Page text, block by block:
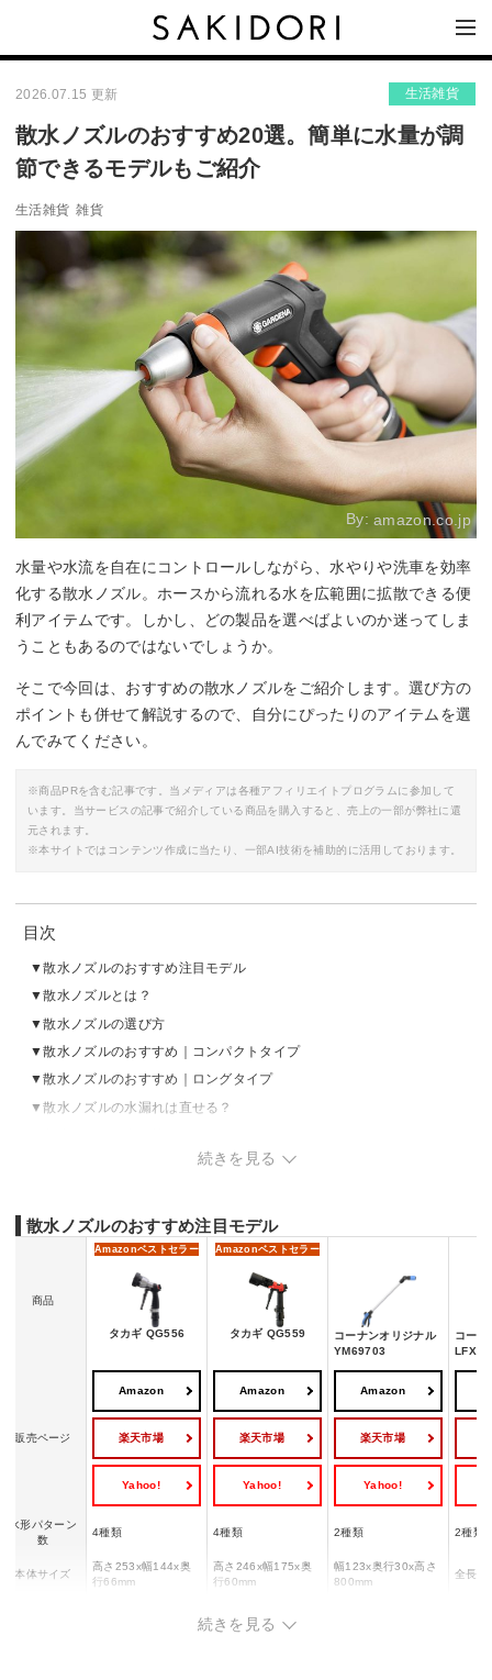
2026.07.15 更新 生活雑貨
散水ノズルのおすすめ20選。簡単に水量が調
節できるモデルもご紹介
生活雑貨 雑貨
By:amazon.co.jp
水量や水流を自在にコントロールしながら、水やりや洗車を効率
化する散水ノズル。ホースから流れる水を広範囲に拡散できる便
利アイテムです。しかし、どの製品を選べばよいのか迷ってしま
うこともあるのではないでしょうか。
そこで今回は、おすすめの散水ノズルをご紹介します。選び方の
ポイントも併せて解説するので、自分にぴったりのアイテムを選
んでみてください。
※商品PRを含む記事です。当メディアは各種アフィリエイトプログラムに参加して
います。当サービスの記事で紹介している商品を購入すると、売上の一部が弊社に還
元されます。
※本サイトではコンテンツ作成に当たり、一部AI技術を補助的に活用しております。
目次
散水ノズルのおすすめ注目モデル
散水ノズルとは？
散水ノズルの選び方
散水ノズルのおすすめ｜コンパクトタイプ
散水ノズルのおすすめ｜ロングタイプ
散水ノズルの水漏れは直せる？
続きを見る
散水ノズルのおすすめ注目モデル
商品
Amazonベストセラー
タカギ QG556
Amazonベストセラー
タカギ QG559
コーナンオリジナル
YM69703
コーナ
販売ページ
Amazon
楽天市場
Yahoo!
Amazon
楽天市場
Yahoo!
Amazon
楽天市場
Yahoo!
水形パターン
数
4種類 4種類 2種類 2種類
本体サイズ
高さ253x幅144x奥
行66mm
高さ246x幅175x奥
行60mm
幅123x奥行30x高さ
800mm
全長
続きを見る